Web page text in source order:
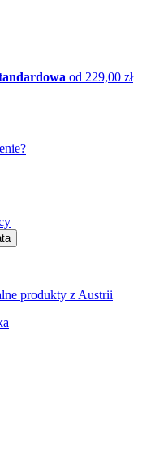
od 229,00 zł
produkty z Austrii